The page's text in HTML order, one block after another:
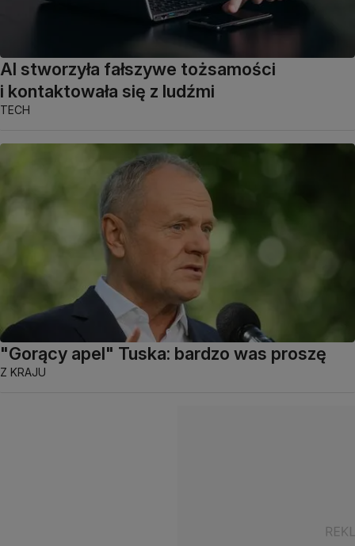
AI stworzyła fałszywe tożsamości
i kontaktowała się z ludźmi
TECH
"Gorący apel" Tuska: bardzo was proszę
Z KRAJU